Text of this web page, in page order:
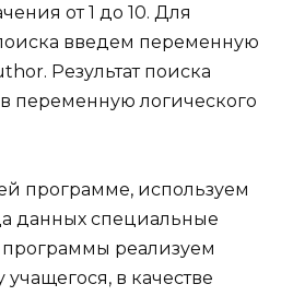
от 1 до 10. Для
введем переменную
Результат поиска
переменную логического
программе, используем
данных специальные
реализуем
в качестве